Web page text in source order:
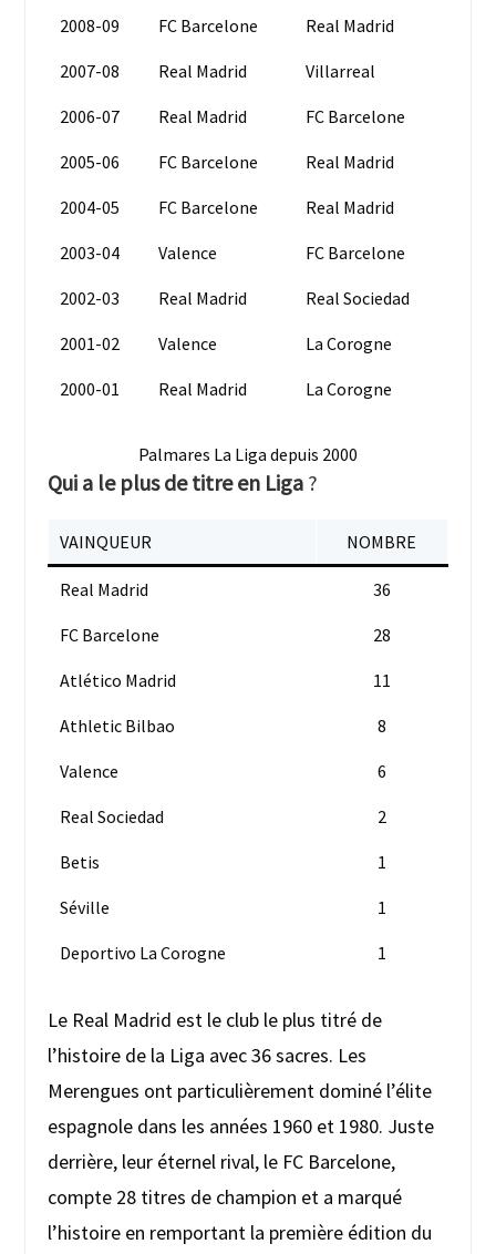
2008-09 FC Barcelone Real Madrid
2007-08 Real Madrid Villarreal
2006-07 Real Madrid FC Barcelone
2005-06 FC Barcelone Real Madrid
2004-05 FC Barcelone Real Madrid
2003-04 Valence FC Barcelone
2002-03 Real Madrid Real Sociedad
2001-02 Valence La Corogne
2000-01 Real Madrid La Corogne
Palmares La Liga depuis 2000
Qui a le plus de titre en Liga ?
VAINQUEUR NOMBRE
Real Madrid 36
FC Barcelone 28
Atlético Madrid 11
Athletic Bilbao 8
Valence 6
Real Sociedad 2
Betis 1
Séville 1
Deportivo La Corogne 1
Le Real Madrid est le club le plus titré de
l’histoire de la Liga avec 36 sacres. Les
Merengues ont particulièrement dominé l’élite
espagnole dans les années 1960 et 1980. Juste
derrière, leur éternel rival, le FC Barcelone,
compte 28 titres de champion et a marqué
l’histoire en remportant la première édition du